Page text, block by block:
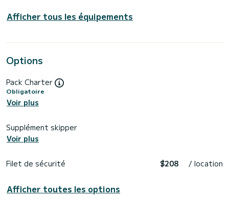
Afficher tous les équipements
Options
Pack Charter
Obligatoire
Voir plus
Supplément skipper
Voir plus
Filet de sécurité $208 / location
Afficher toutes les options